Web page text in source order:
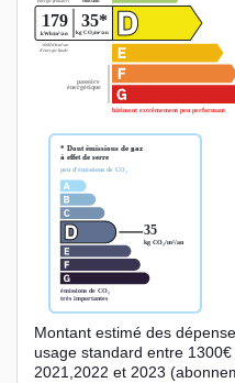
Montant estimé des
usage standard entre
2021,2022 et 2023